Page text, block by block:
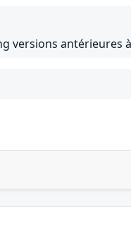
versions antérieures à